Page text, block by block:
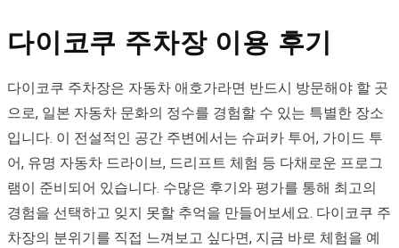
다이코쿠 주차장 이용 후기
다이코쿠 주차장은 자동차 애호가라면 반드시 방문해야 할 곳
으로, 일본 자동차 문화의 정수를 경험할 수 있는 특별한 장소
입니다. 이 전설적인 공간 주변에서는 슈퍼카 투어, 가이드 투
어, 유명 자동차 드라이브, 드리프트 체험 등 다채로운 프로그
램이 준비되어 있습니다. 수많은 후기와 평가를 통해 최고의
경험을 선택하고 잊지 못할 추억을 만들어보세요. 다이코쿠 주
차장의 분위기를 직접 느껴보고 싶다면, 지금 바로 체험을 예